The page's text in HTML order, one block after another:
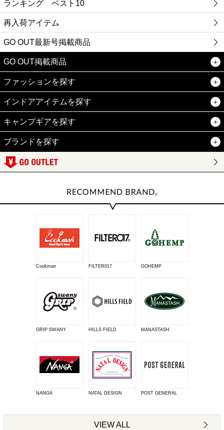
ランキング ベスト10
再入荷アイテム
GO OUT最新号掲載商品
GO OUT掲載商品
ファッションを探す
インドアアイテムを探す
キャンプギアを探す
ブランドを探す
Cookman FILTER017 GOHEMP
GRIP SWANY HILLS FIELD MANASTASH
NANGA NATAL DESIGN POST GENERAL
VIEW ALL